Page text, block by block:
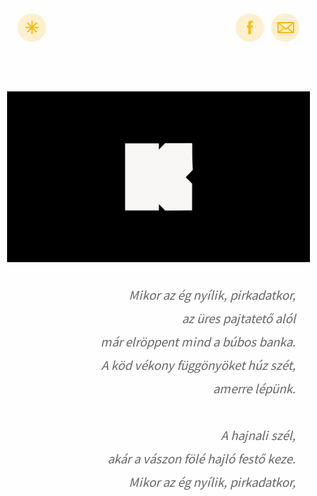
hirdetés
Mikor az ég nyílik, pirkadatkor,
az üres pajtatető alól
már elröppent mind a búbos banka.
A köd vékony függönyöket húz szét,
amerre lépünk.
A hajnali szél,
akár a vászon fölé hajló festő keze.
Mikor az ég nyílik, pirkadatkor,